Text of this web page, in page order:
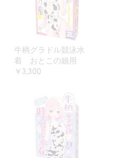
牛柄グラドル競泳水
着 おとこの娘用
￥3,300